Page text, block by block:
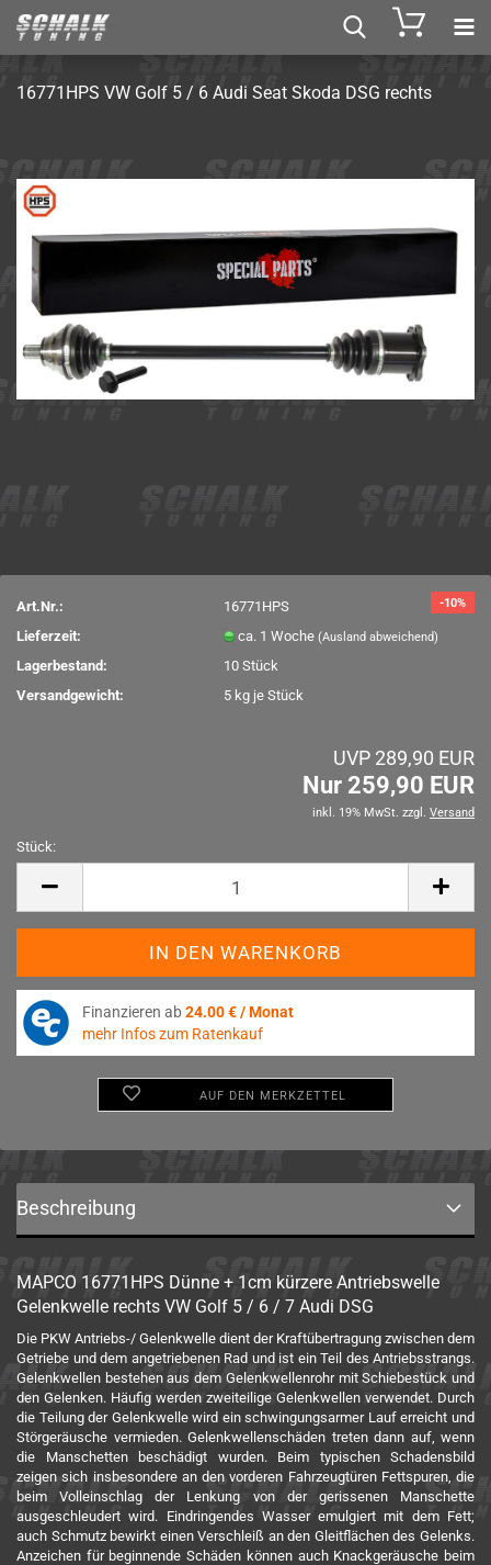
16771HPS VW Golf 5 / 6 Audi Seat Skoda DSG rechts
-10%
Art.Nr.:
16771HPS
Lieferzeit:
ca. 1 Woche(Ausland abweichend)
Lagerbestand: 10Stück
Versandgewicht:
5 kg je Stück
UVP 289,90 EUR
Nur 259,90 EUR
inkl. 19% MwSt. zzgl. Versand
Stück:
Finanzieren ab24.00 € / Monat
mehr Infos zum Ratenkauf
AUF DEN MERKZETTEL
Beschreibung
MAPCO 16771HPS Dünne + 1cm kürzere Antriebswelle
Gelenkwelle rechts VW Golf 5 / 6 / 7 Audi DSG
Die PKW Antriebs-/ Gelenkwelle dient der Kraftübertragung zwischen dem
Getriebe und dem angetriebenen Rad und ist ein Teil des Antriebsstrangs.
Gelenkwellen bestehen aus dem Gelenkwellenrohr mit Schiebestück und
den Gelenken. Häufig werden zweiteilige Gelenkwellen verwendet. Durch
die Teilung der Gelenkwelle wird ein schwingungsarmer Lauf erreicht und
Störgeräusche vermieden. Gelenkwellenschäden treten dann auf, wenn
die Manschetten beschädigt wurden. Beim typischen Schadensbild
zeigen sich insbesondere an den vorderen Fahrzeugtüren Fettspuren, die
beim Volleinschlag der Lenkung von der gerissenen Manschette
ausgeschleudert wird. Eindringendes Wasser emulgiert mit dem Fett;
auch Schmutz bewirkt einen Verschleiß an den Gleitflächen des Gelenks.
Anzeichen für beginnende Schäden können auch Knackgeräusche beim